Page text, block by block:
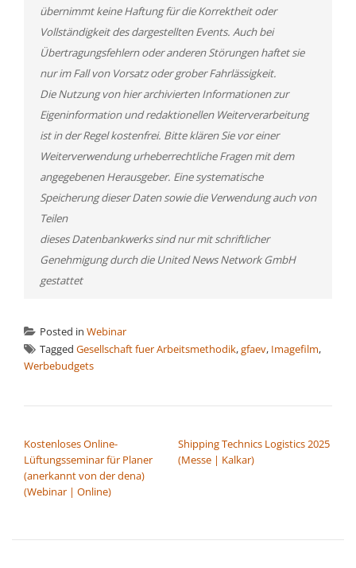
übernimmt keine Haftung für die Korrektheit oder
Vollständigkeit des dargestellten Events. Auch bei
Übertragungsfehlern oder anderen Störungen haftet sie
nur im Fall von Vorsatz oder grober Fahrlässigkeit.
Die Nutzung von hier archivierten Informationen zur
Eigeninformation und redaktionellen Weiterverarbeitung
ist in der Regel kostenfrei. Bitte klären Sie vor einer
Weiterverwendung urheberrechtliche Fragen mit dem
angegebenen Herausgeber. Eine systematische
Speicherung dieser Daten sowie die Verwendung auch von
Teilen
dieses Datenbankwerks sind nur mit schriftlicher
Genehmigung durch die United News Network GmbH
gestattet
Posted in Webinar
Tagged Gesellschaft fuer Arbeitsmethodik,gfaev, Imagefilm,
Werbebudgets
Kostenloses Online-
Lüftungsseminar für Planer
(anerkannt von der dena)
(Webinar | Online)
Shipping Technics Logistics 2025
(Messe | Kalkar)